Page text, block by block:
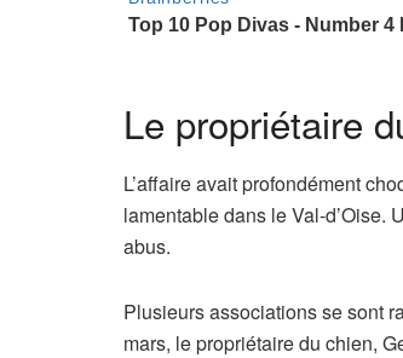
Le propriétaire
L’affaire avait profondément
lamentable dans le Val-d’Oise.
abus.
Plusieurs associations se sont
mars, le propriétaire du chien,